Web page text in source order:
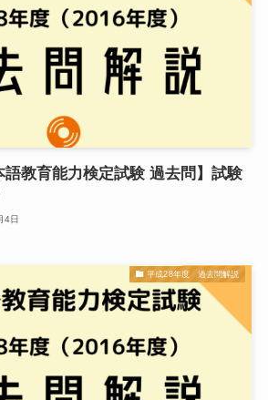
語教育能力検定試験 過去問】試験
4日
平成28年度 過去問解説